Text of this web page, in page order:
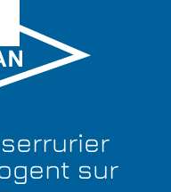
sur